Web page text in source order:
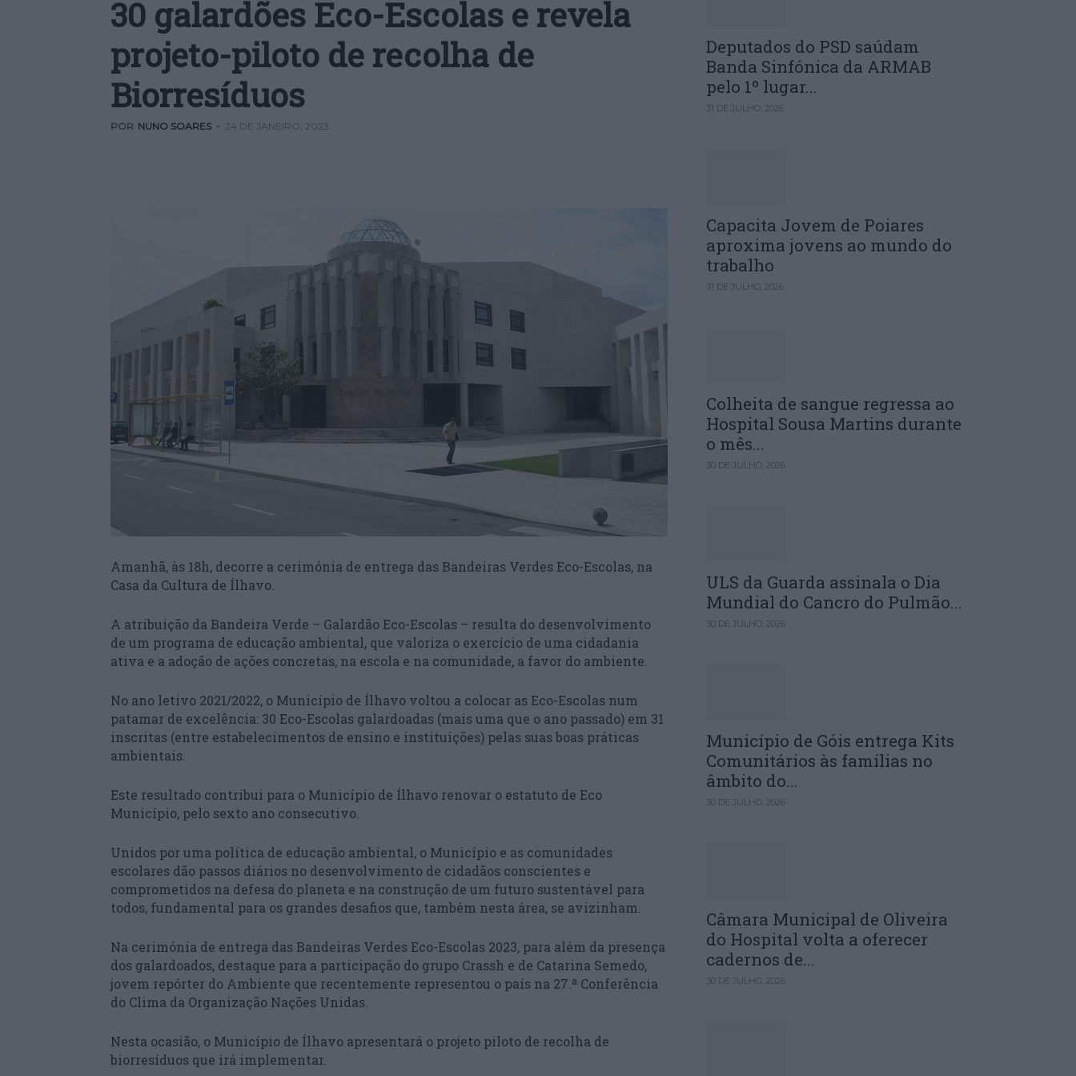
30 galardões Eco-Escolas e revela
projeto-piloto de recolha de
Biorresíduos
POR NUNO SOARES - 24 DE JANEIRO, 2023
Amanhã, às 18h, decorre a cerimónia de entrega das Bandeiras Verdes Eco-Escolas, na
Casa da Cultura de Ílhavo.
A atribuição da Bandeira Verde – Galardão Eco-Escolas – resulta do desenvolvimento
de um programa de educação ambiental, que valoriza o exercício de uma cidadania
ativa e a adoção de ações concretas, na escola e na comunidade, a favor do ambiente.
No ano letivo 2021/2022, o Município de Ílhavo voltou a colocar as Eco-Escolas num
patamar de excelência: 30 Eco-Escolas galardoadas (mais uma que o ano passado) em 31
inscritas (entre estabelecimentos de ensino e instituições) pelas suas boas práticas
ambientais.
Este resultado contribui para o Município de Ílhavo renovar o estatuto de Eco
Município, pelo sexto ano consecutivo.
Unidos por uma política de educação ambiental, o Município e as comunidades
escolares dão passos diários no desenvolvimento de cidadãos conscientes e
comprometidos na defesa do planeta e na construção de um futuro sustentável para
todos, fundamental para os grandes desafios que, também nesta área, se avizinham.
Na cerimónia de entrega das Bandeiras Verdes Eco-Escolas 2023, para além da presença
dos galardoados, destaque para a participação do grupo Crassh e de Catarina Semedo,
jovem repórter do Ambiente que recentemente representou o país na 27.ª Conferência
do Clima da Organização Nações Unidas.
Nesta ocasião, o Município de Ílhavo apresentará o projeto piloto de recolha de
biorresíduos que irá implementar.
Deputados do PSD saúdam
Banda Sinfónica da ARMAB
pelo 1º lugar...
31 DE JULHO, 2026
Capacita Jovem de Poiares
aproxima jovens ao mundo do
trabalho
31 DE JULHO, 2026
Colheita de sangue regressa ao
Hospital Sousa Martins durante
o mês...
30 DE JULHO, 2026
ULS da Guarda assinala o Dia
Mundial do Cancro do Pulmão...
30 DE JULHO, 2026
Município de Góis entrega Kits
Comunitários às famílias no
âmbito do...
30 DE JULHO, 2026
Câmara Municipal de Oliveira
do Hospital volta a oferecer
cadernos de...
30 DE JULHO, 2026